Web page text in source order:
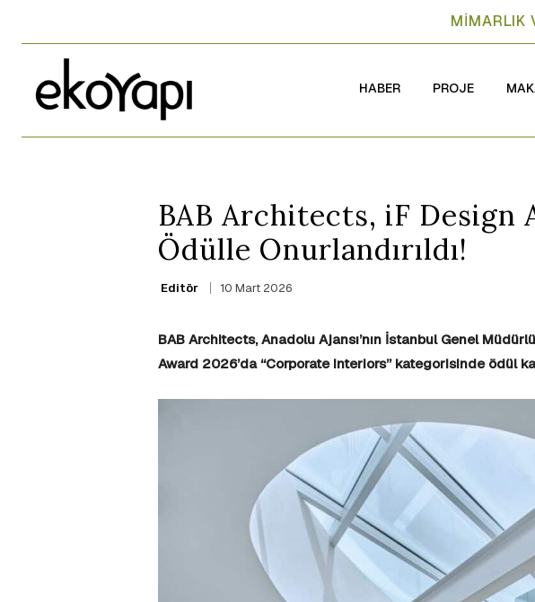
MİMARLIK
HABER PROJE
BAB Architects, iF Design
Ödülle Onurlandırıldı!
Editör 10 Mart 2026
BAB Architects, Anadolu Ajansı’nın İstanbul Genel
Award 2026’da “Corporate Interiors” kategorisinde ödül